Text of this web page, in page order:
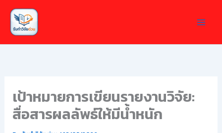
Skip
content
เป้าหมายการเขียนรายงานวิจัย:
สื่อสารผลลัพธ์ให้มีน้ำหนัก